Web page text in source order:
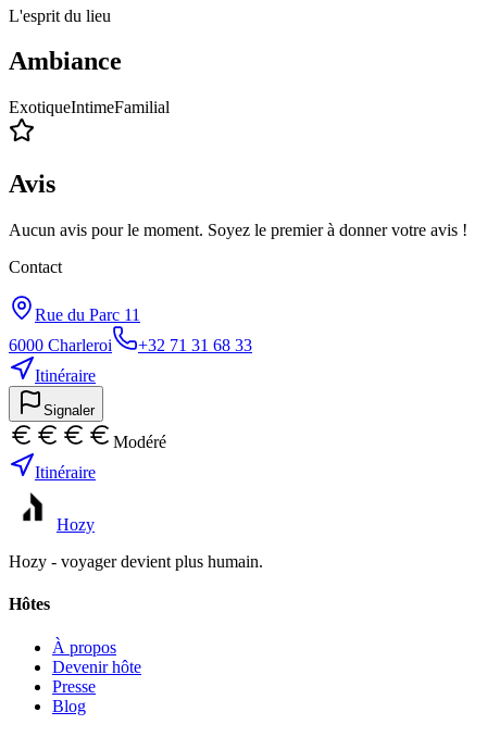
L'esprit du lieu
Ambiance
ExotiqueIntimeFamilial
Avis
Aucun avis pour le moment. Soyez le premier à donner votre avis !
Contact
Rue du Parc 11
6000 Charleroi
+32 71 31 68 33
Itinéraire
Signaler
Modéré
Itinéraire
Hozy
Hozy - voyager devient plus humain.
Hôtes
À propos
Devenir hôte
Presse
Blog